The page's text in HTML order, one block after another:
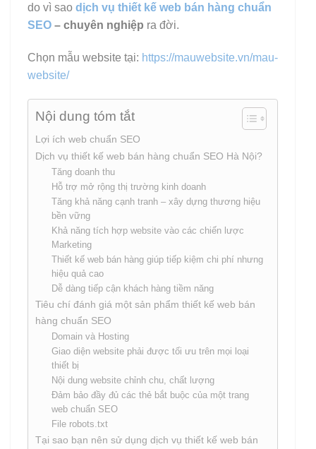
do vì sao dịch vụ thiết kế web bán hàng chuẩn
SEO – chuyên nghiệp ra đời.
Chọn mẫu website tại: https://mauwebsite.vn/mau-
website/
Nội dung tóm tắt
Lợi ích web chuẩn SEO
Dịch vụ thiết kế web bán hàng chuẩn SEO Hà Nội?
Tăng doanh thu
Hỗ trợ mở rộng thị trường kinh doanh
Tăng khả năng cạnh tranh – xây dựng thương hiệu
bền vững
Khả năng tích hợp website vào các chiến lược
Marketing
Thiết kế web bán hàng giúp tiếp kiệm chi phí nhưng
hiệu quả cao
Dễ dàng tiếp cận khách hàng tiềm năng
Tiêu chí đánh giá một sản phẩm thiết kế web bán
hàng chuẩn SEO
Domain và Hosting
Giao diện website phải được tối ưu trên mọi loại
thiết bị
Nội dung website chỉnh chu, chất lượng
Đảm bảo đầy đủ các thẻ bắt buộc của một trang
web chuẩn SEO
File robots.txt
Tại sao bạn nên sử dụng dịch vụ thiết kế web bán